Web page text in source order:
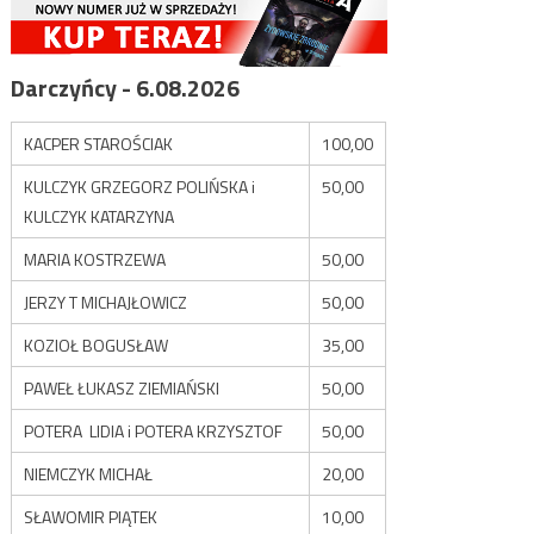
Darczyńcy - 6.08.2026
KACPER STAROŚCIAK
100,00
KULCZYK GRZEGORZ POLIŃSKA i
KULCZYK KATARZYNA
50,00
MARIA KOSTRZEWA
50,00
JERZY T MICHAJŁOWICZ
50,00
KOZIOŁ BOGUSŁAW
35,00
PAWEŁ ŁUKASZ ZIEMIAŃSKI
50,00
POTERA LIDIA i POTERA KRZYSZTOF
50,00
NIEMCZYK MICHAŁ
20,00
SŁAWOMIR PIĄTEK
10,00